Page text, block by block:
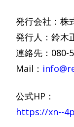
発行会社：株
発行人：鈴木
連絡先：080-
Mail：
公式HP：
https://xn--